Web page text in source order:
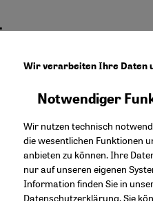
Israel und
Wie über
Kritik an der
zionistische
Wir verarbeiten Ihre Daten
Notwendiger
Wir nutzen technisch
die wesentlichen Funktionen
anbieten zu können. Ihre
nur auf unseren eigenen
Information finden Sie in
Datenschutzerklärung. Sie